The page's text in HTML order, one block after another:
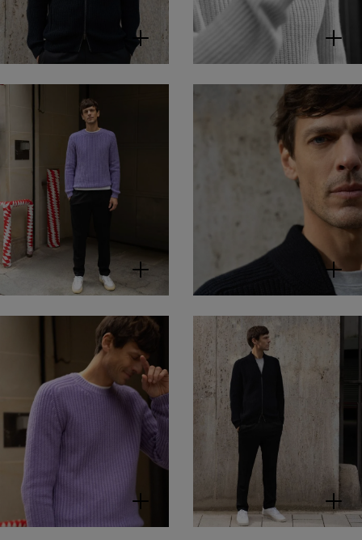
Bio-Baumwolle